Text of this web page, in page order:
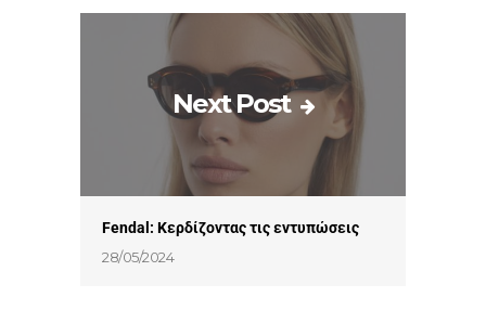
Next Post
Fendal: Κερδίζοντας τις εντυπώσεις
28/05/2024